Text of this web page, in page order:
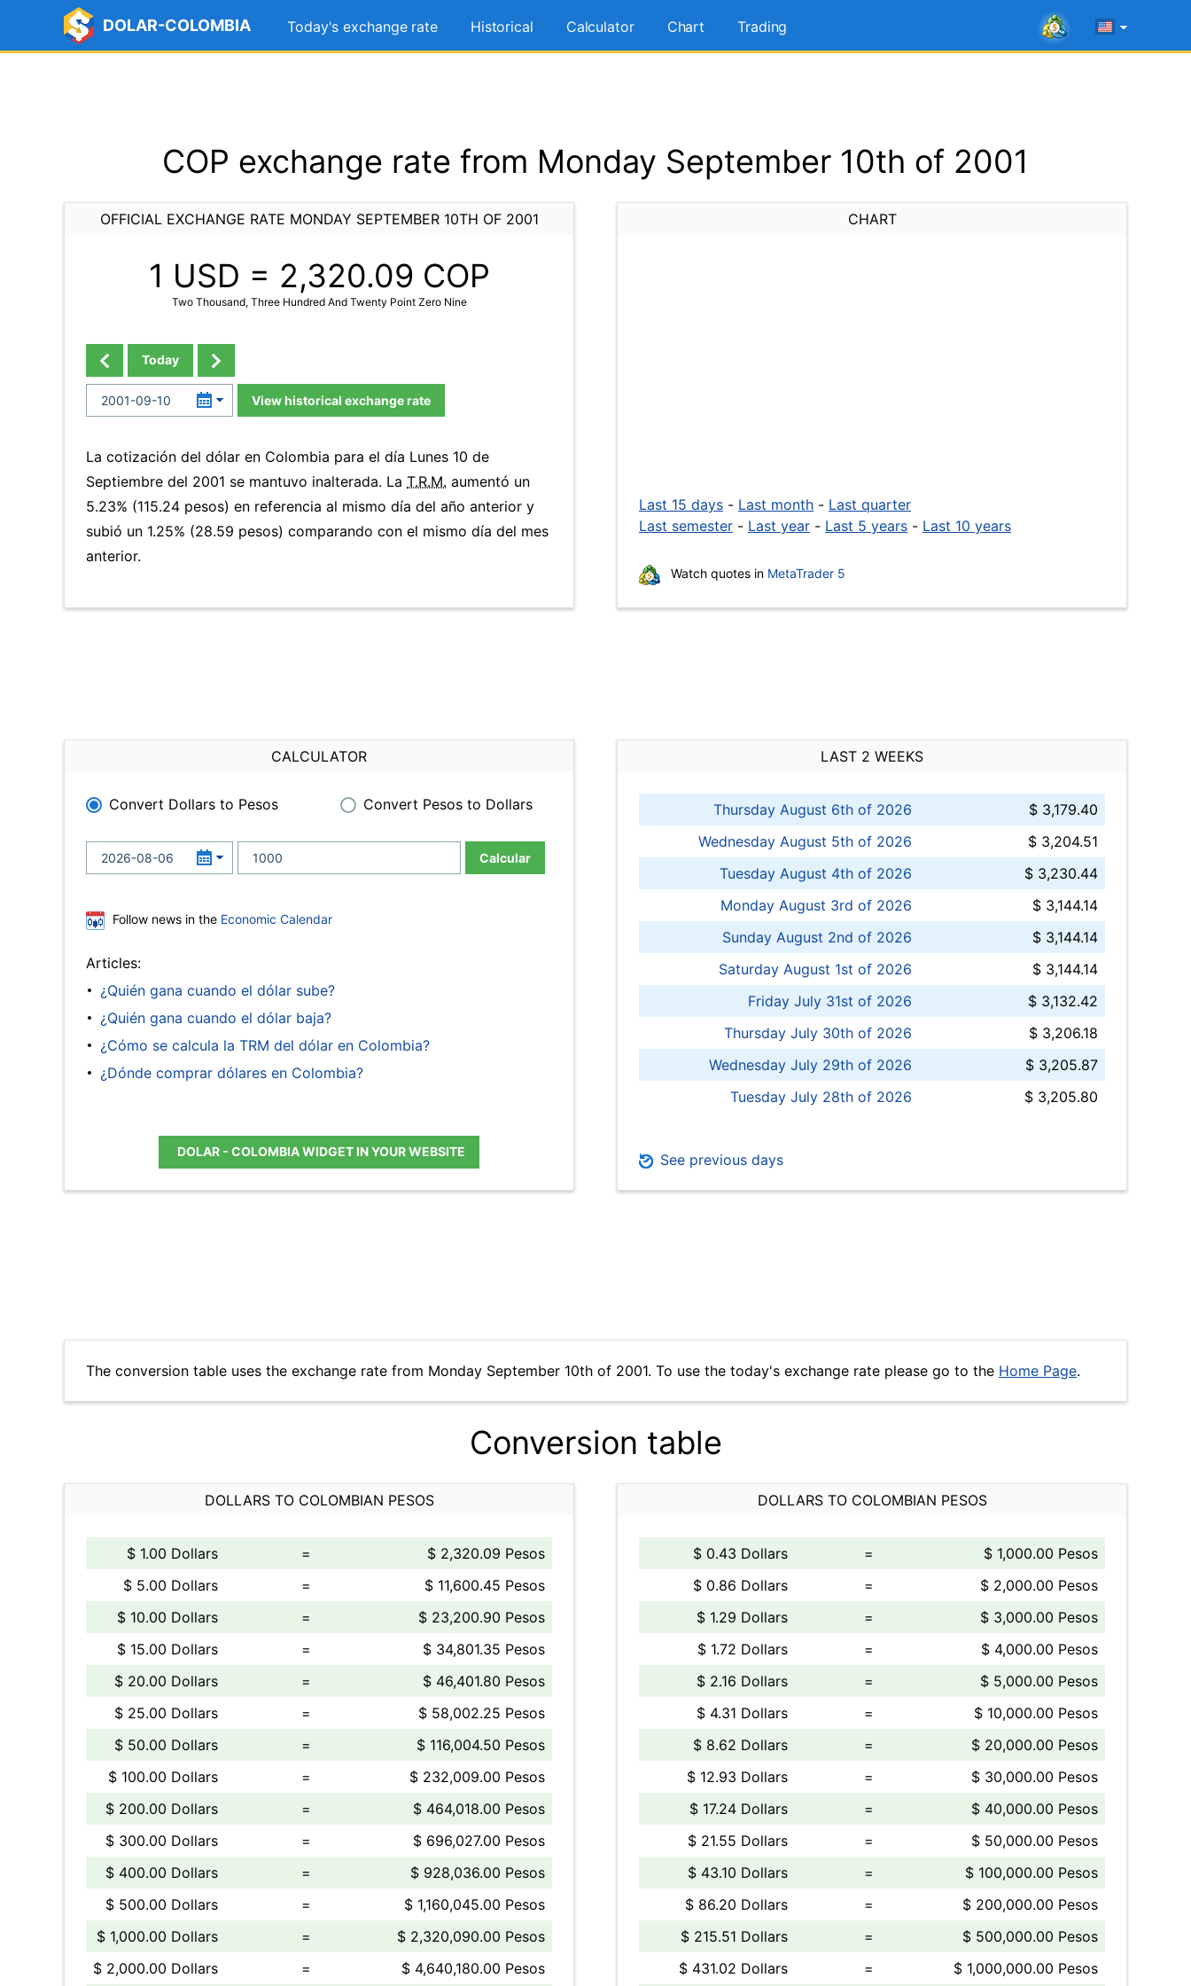
DOLAR-COLOMBIA Today's exchange rate Historical Calculator Chart Trading
COP exchange rate from Monday September 10th of 2001
OFFICIAL EXCHANGE RATE MONDAY SEPTEMBER 10TH OF 2001
1 USD = 2,320.09 COP
Two Thousand, Three Hundred And Twenty Point Zero Nine
Today
View historical exchange rate
La cotización del dólar en Colombia para el día Lunes 10 de
Septiembre del 2001 se mantuvo inalterada. La T.R.M. aumentó un
5.23% (115.24 pesos) en referencia al mismo día del año anterior y
subió un 1.25% (28.59 pesos) comparando con el mismo día del mes
anterior.
CHART
Last 15 days - Last month - Last quarter
Last semester - Last year - Last 5 years - Last 10 years
Watch quotes in MetaTrader 5
CALCULATOR
Convert Dollars to Pesos Convert Pesos to Dollars
Calcular
Follow news in the Economic Calendar
Articles:
¿Quién gana cuando el dólar sube?
¿Quién gana cuando el dólar baja?
¿Cómo se calcula la TRM del dólar en Colombia?
¿Dónde comprar dólares en Colombia?
DOLAR - COLOMBIA WIDGET IN YOUR WEBSITE
LAST 2 WEEKS
Thursday August 6th of 2026
$ 3,179.40
Wednesday August 5th of 2026
$ 3,204.51
Tuesday August 4th of 2026
$ 3,230.44
Monday August 3rd of 2026
$ 3,144.14
Sunday August 2nd of 2026
$ 3,144.14
Saturday August 1st of 2026
$ 3,144.14
Friday July 31st of 2026
$ 3,132.42
Thursday July 30th of 2026
$ 3,206.18
Wednesday July 29th of 2026
$ 3,205.87
Tuesday July 28th of 2026
$ 3,205.80
See previous days
The conversion table uses the exchange rate from Monday September 10th of 2001. To use the today's exchange rate please go to the Home Page.
Conversion table
DOLLARS TO COLOMBIAN PESOS
$ 1.00 Dollars =
$ 2,320.09 Pesos
$ 5.00 Dollars
=
$ 11,600.45 Pesos
$ 10.00 Dollars
=
$ 23,200.90 Pesos
$ 15.00 Dollars
=
$ 34,801.35 Pesos
$ 20.00 Dollars
=
$ 46,401.80 Pesos
$ 25.00 Dollars
=
$ 58,002.25 Pesos
$ 50.00 Dollars
=
$ 116,004.50 Pesos
$ 100.00 Dollars
=
$ 232,009.00 Pesos
$ 200.00 Dollars
=
$ 464,018.00 Pesos
$ 300.00 Dollars
=
$ 696,027.00 Pesos
$ 400.00 Dollars
=
$ 928,036.00 Pesos
$ 500.00 Dollars
=
$ 1,160,045.00 Pesos
$ 1,000.00 Dollars
=
$ 2,320,090.00 Pesos
$ 2,000.00 Dollars
= $ 4,640,180.00 Pesos
DOLLARS TO COLOMBIAN PESOS
$ 0.43 Dollars =
$ 1,000.00 Pesos
$ 0.86 Dollars
=
$ 2,000.00 Pesos
$ 1.29 Dollars
=
$ 3,000.00 Pesos
$ 1.72 Dollars
=
$ 4,000.00 Pesos
$ 2.16 Dollars
=
$ 5,000.00 Pesos
$ 4.31 Dollars
=
$ 10,000.00 Pesos
$ 8.62 Dollars
=
$ 20,000.00 Pesos
$ 12.93 Dollars
=
$ 30,000.00 Pesos
$ 17.24 Dollars
=
$ 40,000.00 Pesos
$ 21.55 Dollars
=
$ 50,000.00 Pesos
$ 43.10 Dollars
=
$ 100,000.00 Pesos
$ 86.20 Dollars
=
$ 200,000.00 Pesos
$ 215.51 Dollars
=
$ 500,000.00 Pesos
$ 431.02 Dollars
= $ 1,000,000.00 Pesos